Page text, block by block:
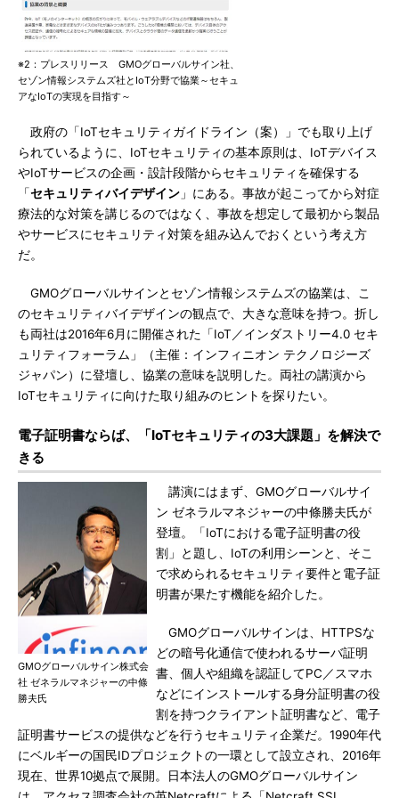
※2：プレスリリース GMOグローバルサイン社、
セゾン情報システムズ社とIoT分野で協業～セキュ
アなIoTの実現を目指す～
政府の「IoTセキュリティガイドライン（案）」でも取り上げ
られているように、IoTセキュリティの基本原則は、IoTデバイス
やIoTサービスの企画・設計段階からセキュリティを確保する
「セキュリティバイデザイン 」にある。事故が起こってから対症
療法的な対策を講じるのではなく、事故を想定して最初から製品
やサービスにセキュリティ対策を組み込んでおくという考え方
だ。
GMOグローバルサインとセゾン情報システムズの協業は、こ
のセキュリティバイデザインの観点で、大きな意味を持つ。折し
も両社は2016年6月に開催された「IoT／インダストリー4.0 セキ
ュリティフォーラム」（主催：インフィニオン テクノロジーズ
ジャパン）に登壇し、協業の意味を説明した。両社の講演から
IoTセキュリティに向けた取り組みのヒントを探りたい。
電子証明書ならば、「IoTセキュリティの3大課題」を解決で
きる
GMOグローバルサイン株式会
社 ゼネラルマネジャーの中條
勝夫氏
講演にはまず、GMOグローバルサイ
ン ゼネラルマネジャーの中條勝夫氏が
登壇。「IoTにおける電子証明書の役
割」と題し、IoTの利用シーンと、そこ
で求められるセキュリティ要件と電子証
明書が果たす機能を紹介した。
GMOグローバルサインは、HTTPSな
どの暗号化通信で使われるサーバ証明
書、個人や組織を認証してPC／スマホ
などにインストールする身分証明書の役
割を持つクライアント証明書など、電子
証明書サービスの提供などを行うセキュリティ企業だ。1990年代
にベルギーの国民IDプロジェクトの一環として設立され、2016年
現在、世界10拠点で展開。日本法人のGMOグローバルサイン